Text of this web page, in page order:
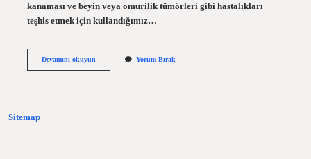
kanaması ve beyin veya omurilik tümörleri gibi hastalıkları
teşhis etmek için kullandığımız…
Devamını okuyunLomber
Yorum Bırak
Sitemap